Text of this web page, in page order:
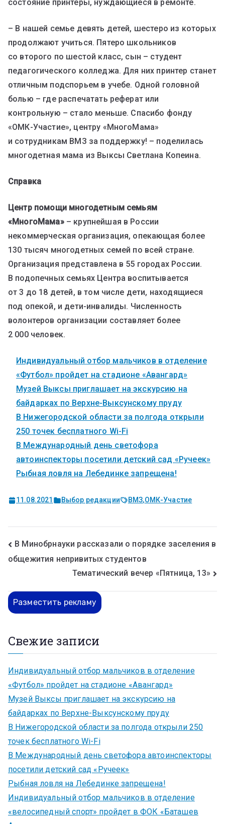
состояние принтеры, нуждающиеся в ремонте.
– В нашей семье девять детей, шестеро из которых
продолжают учиться. Пятеро школьников
со второго по шестой класс, сын – студент
педагогического колледжа. Для них принтер станет
отличным подспорьем в учебе. Одной головной
болью – где распечатать реферат или
контрольную – стало меньше. Спасибо фонду
«ОМК-Участие», центру «МногоМама»
и сотрудникам ВМЗ за поддержку! – поделилась
многодетная мама из Выксы Светлана Копеина.
Справка
Центр помощи многодетным семьям
«МногоМама»– крупнейшая в России
некоммерческая организация, опекающая более
130 тысяч многодетных семей по всей стране.
Организация представлена в 55 городах России.
В подопечных семьях Центра воспитывается
от 3 до 18 детей, в том числе дети, находящиеся
под опекой, и дети-инвалиды. Численность
волонтеров организации составляет более
2 000 человек.
Индивидуальный отбор мальчиков в отделение
«Футбол» пройдет на стадионе «Авангард»
Музей Выксы приглашает на экскурсию на
байдарках по Верхне-Выксунскому пруду
В Нижегородской области за полгода открыли
250 точек бесплатного Wi-Fi
В Международный день светофора
автоинспекторы посетили детский сад «Ручеек»
Рыбная ловля на Лебединке запрещена!
11.08.2021 Выбор редакции ВМЗ,ОМК-Участие
В Минобрнауки рассказали о порядке заселения в
общежития непривитых студентов
Тематический вечер «Пятница, 13»
Разместить рекламу
Свежие записи
Индивидуальный отбор мальчиков в отделение
«Футбол» пройдет на стадионе «Авангард»
Музей Выксы приглашает на экскурсию на
байдарках по Верхне-Выксунскому пруду
В Нижегородской области за полгода открыли 250
точек бесплатного Wi-Fi
В Международный день светофора автоинспекторы
посетили детский сад «Ручеек»
Рыбная ловля на Лебединке запрещена!
Индивидуальный отбор мальчиков в отделение
«велосипедный спорт» пройдет в ФОК «Баташев